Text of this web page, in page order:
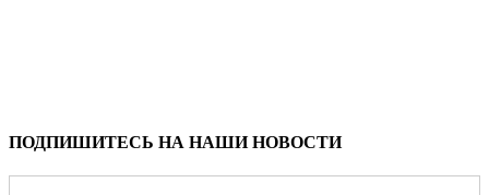
ПОДПИШИТЕСЬ НА НАШИ НОВОСТИ